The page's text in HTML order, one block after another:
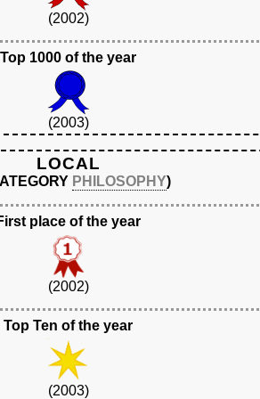
(2002)
Top 1000 of the year
(2003)
LOCAL
PHILOSOPHY)
place of the year
(2002)
Top Ten of the year
(2003)